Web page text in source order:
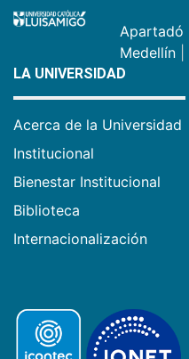
Apartadó
Medellín
LA UNIVERSIDAD
Acerca de la Universidad
Institucional
Bienestar Institucional
Biblioteca
Internacionalización